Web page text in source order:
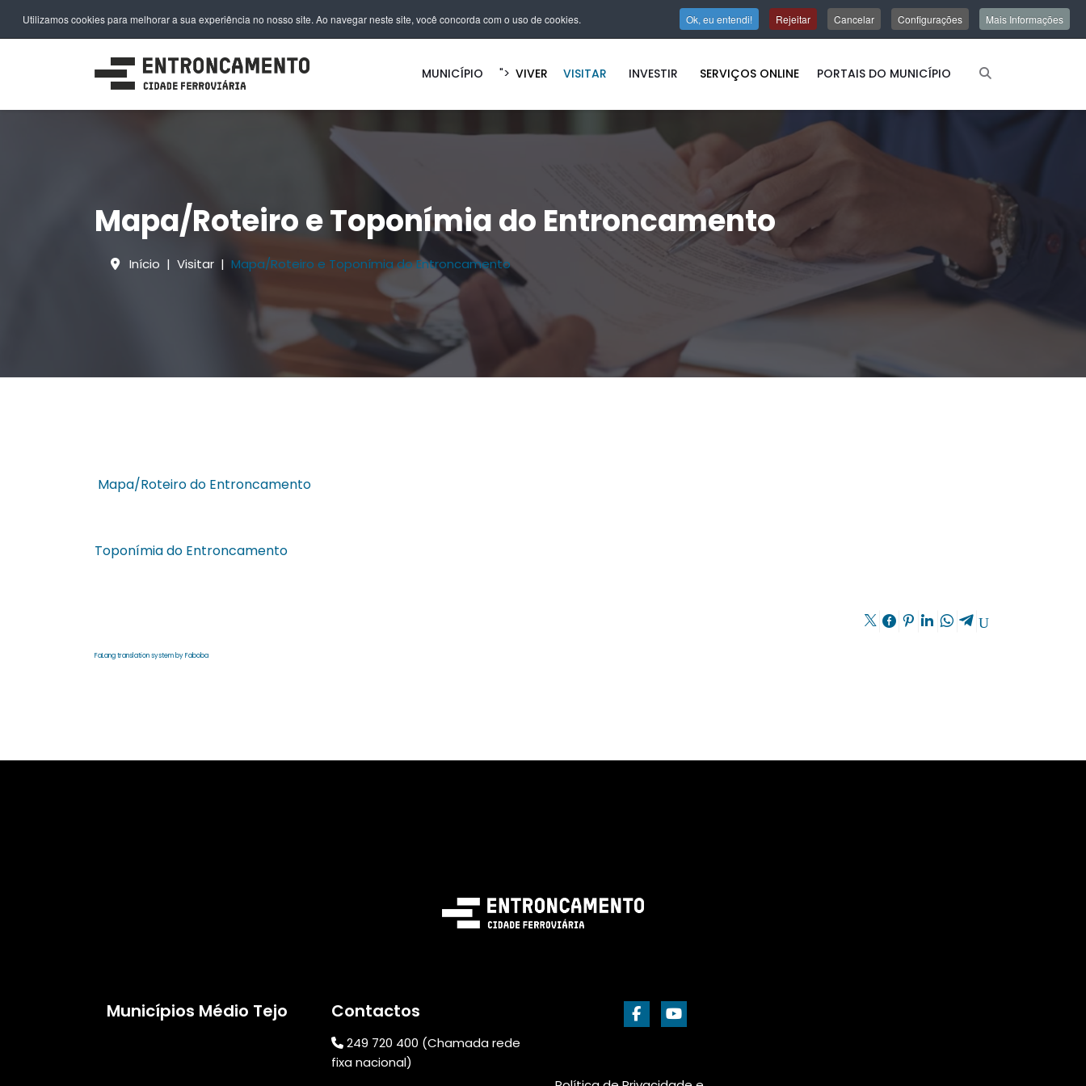
EN FRDE IT PLPTES
MUNICÍPIO "> VIVER VISITAR INVESTIR SERVIÇOS ONLINE PORTAIS DO MUNICÍPIO
Mapa/Roteiro e Toponímia do Entroncamento
Início Visitar Mapa/Roteiro e Toponímia do Entroncamento
Mapa/Roteiro do Entroncamento
Toponímia do Entroncamento
FaLang translation system by Faboba
Municípios Médio Tejo Contactos
249 720 400 (Chamada rede
fixa nacional)
Utilizamos cookies para melhorar a sua experiência no nosso site. Ao navegar neste site, você concorda com o uso de cookies. Ok, eu entendi! Rejeitar Cancelar Configurações Mais Informações